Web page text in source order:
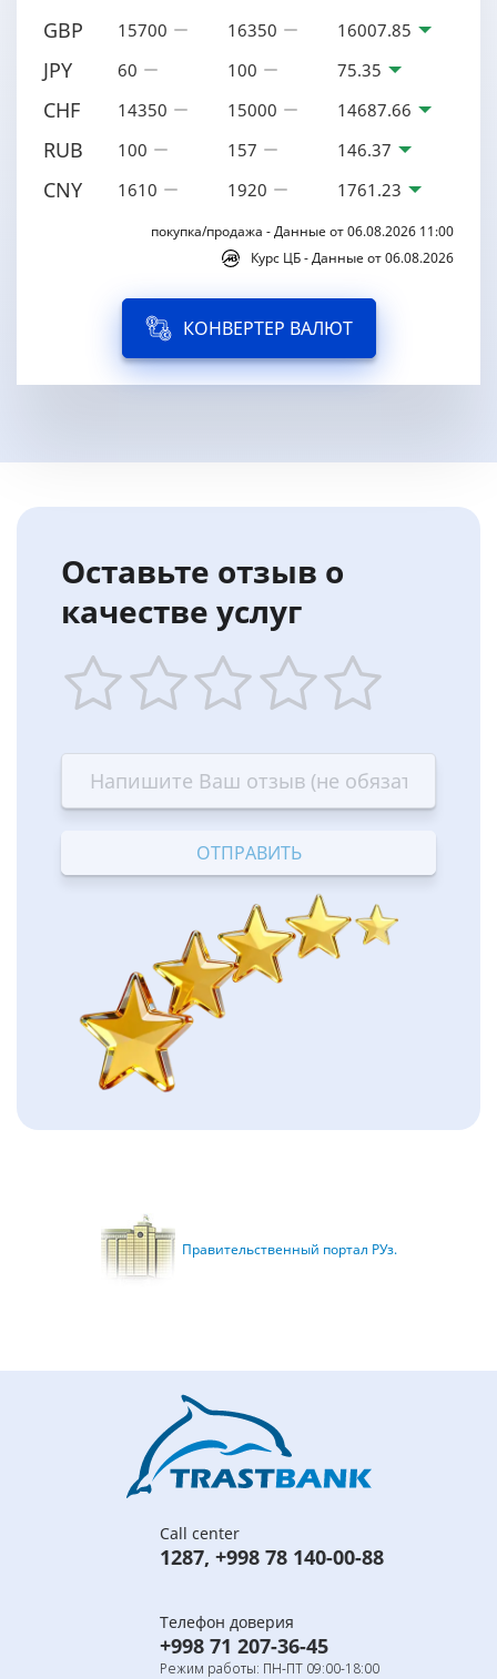
GBP 15700 16350 16007.85
JPY 60 100 75.35
CHF 14350 15000 14687.66
RUB 100 157 146.37
CNY 1610 1920 1761.23
покупка/продажа - Данные от 06.08.2026 11:00
Курс ЦБ - Данные от 06.08.2026
КОНВЕРТЕР ВАЛЮТ
Оставьте отзыв о
качестве услуг
star
Terrible
stars
—
Bad
stars
—
OK
stars
—
Good
stars
—
Excellent
Правительственный портал РУз.
Call center
1287, +998 78 140-00-88
Телефон доверия
+998 71 207-36-45
Режим работы: ПН-ПТ 09:00-18:00